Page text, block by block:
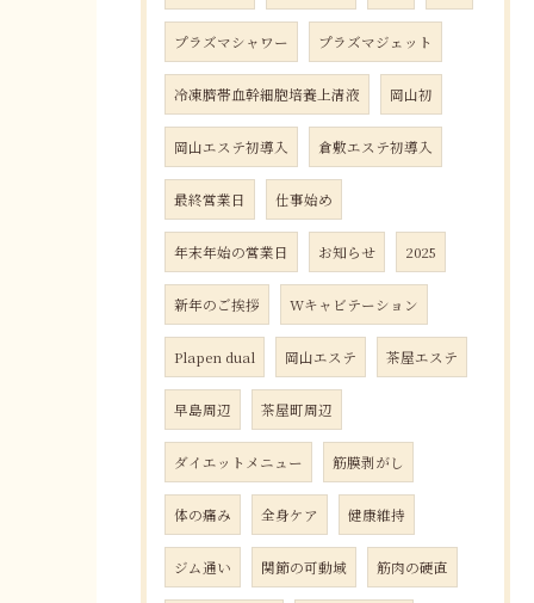
プラズマシャワー プラズマジェット
冷凍臍帯血幹細胞培養上清液 岡山初
岡山エステ初導入 倉敷エステ初導入
最終営業日 仕事始め
年末年始の営業日 お知らせ 2025
新年のご挨拶 Wキャビテーション
Plapen dual 岡山エステ 茶屋エステ
早島周辺 茶屋町周辺
ダイエットメニュー 筋膜剥がし
体の痛み 全身ケア 健康維持
ジム通い 関節の可動域 筋肉の硬直